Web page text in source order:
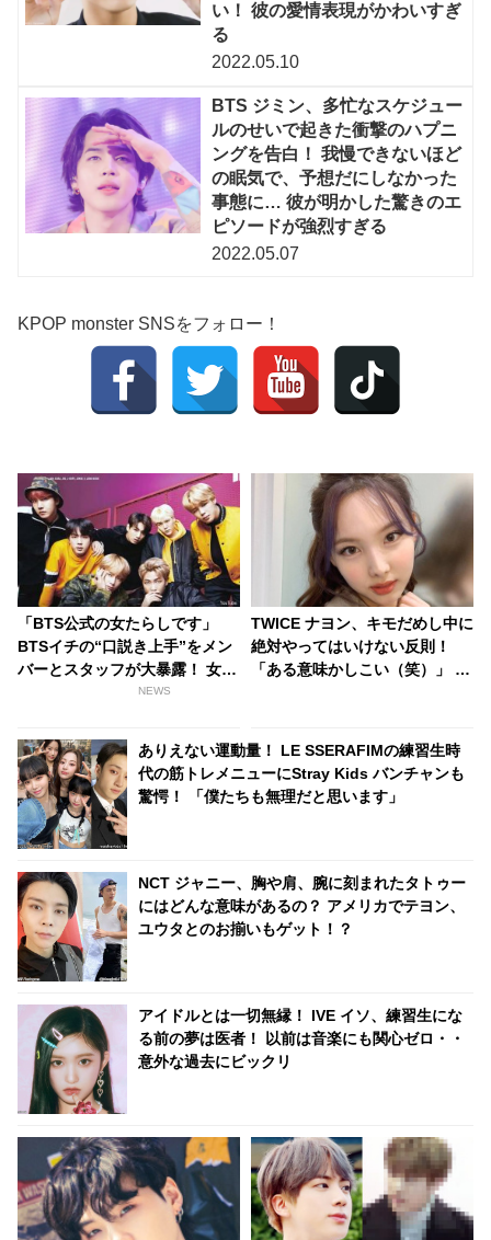
い！ 彼の愛情表現がかわいすぎ
る
2022.05.10
BTS ジミン、多忙なスケジュー
ルのせいで起きた衝撃のハプニ
ングを告白！ 我慢できないほど
の眠気で、予想だにしなかった
事態に… 彼が明かした驚きのエ
ピソードが強烈すぎる
2022.05.07
KPOP monster SNSをフォロー！
「BTS公式の女たらしです」
BTSイチの“口説き上手”をメン
バーとスタッフが大暴露！ 女性
とのハグシーンをわざと失敗し
メンバーも！ 爆弾発言のオンパ
レードに爆笑
NEWS
TWICE ナヨン、キモだめし中に
絶対やってはいけない反則！
「ある意味かしこい（笑）」 ル
ありえない運動量！ LE SSERAFIMの練習生時
代の筋トレメニューにStray Kids バンチャンも
驚愕！ 「僕たちも無理だと思います」
NCT ジャニー、胸や肩、腕に刻まれたタトゥー
にはどんな意味があるの？ アメリカでテヨン、
ユウタとのお揃いもゲット！？
アイドルとは一切無縁！ IVE イソ、練習生にな
る前の夢は医者！ 以前は音楽にも関心ゼロ・・
意外な過去にビックリ